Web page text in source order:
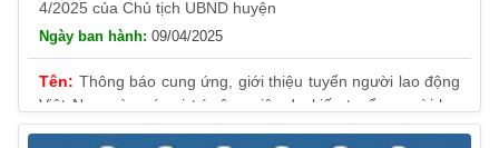
09/04/2025
Thông báo cung ứng, giới thiệu tuyển người lao động
Việt Nam vào các vị trí công việc dự kiến tuyển người lao
động nước ngoài
31/03/2025